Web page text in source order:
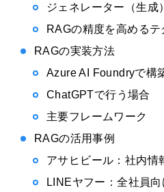
ジェネレーター（生成
RAGの精度を高めるテ
RAGの実装方法
Azure AI Foundryで構
ChatGPTで行う場合
主要フレームワーク
RAGの活用事例
アサヒビール：社内情
LINEヤフー：全社員